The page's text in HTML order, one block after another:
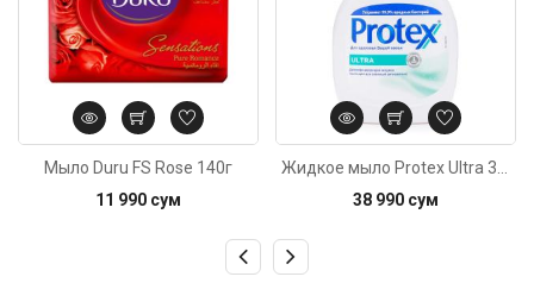
Мыло Duru FS Rose 140г
11 990 сум
38 990 сум